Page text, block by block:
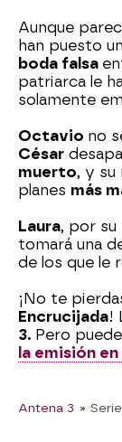
Aunque
han puesto
boda falsa
patriarca le
solamente
Octavio no
César
muerto, y su
planes más
Laura, por su
tomará una
de los que le
¡No te
Encrucijada!
3. Pero
la emisión
Antena 3 »